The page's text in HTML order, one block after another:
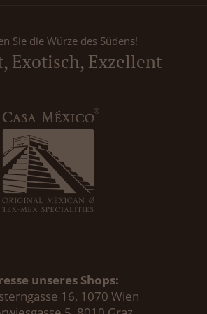
Sie die Würze des Südens!
Exotisch, Exzellent
unseres Shops:
16, 1070 Wien